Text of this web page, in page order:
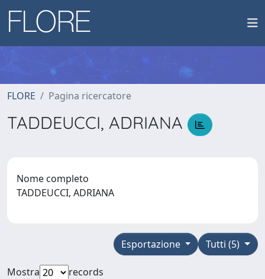
FLORE Pagina ricercatore
TADDEUCCI, ADRIANA
Nome completo
TADDEUCCI, ADRIANA
Tutti (5)
Esportazione
Mostra
records